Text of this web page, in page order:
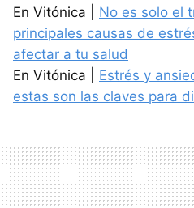
En Vitónica | No es solo el
principales causas de
afectar a tu salud
En Vitónica | Estrés y
estas son las claves para